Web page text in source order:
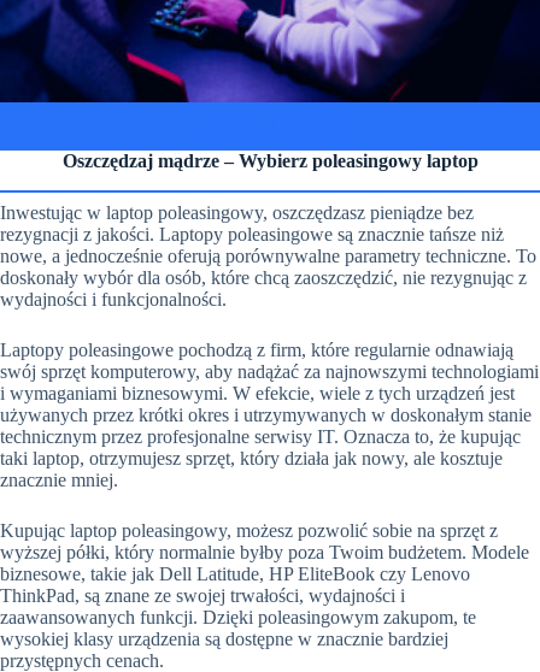
Oszczędzaj mądrze – Wybierz poleasingowy laptop
Inwestując w laptop poleasingowy, oszczędzasz pieniądze bez
rezygnacji z jakości. Laptopy poleasingowe są znacznie tańsze niż
nowe, a jednocześnie oferują porównywalne parametry techniczne. To
doskonały wybór dla osób, które chcą zaoszczędzić, nie rezygnując z
wydajności i funkcjonalności.
Laptopy poleasingowe pochodzą z firm, które regularnie odnawiają
swój sprzęt komputerowy, aby nadążać za najnowszymi technologiami
i wymaganiami biznesowymi. W efekcie, wiele z tych urządzeń jest
używanych przez krótki okres i utrzymywanych w doskonałym stanie
technicznym przez profesjonalne serwisy IT. Oznacza to, że kupując
taki laptop, otrzymujesz sprzęt, który działa jak nowy, ale kosztuje
znacznie mniej.
Kupując laptop poleasingowy, możesz pozwolić sobie na sprzęt z
wyższej półki, który normalnie byłby poza Twoim budżetem. Modele
biznesowe, takie jak Dell Latitude, HP EliteBook czy Lenovo
ThinkPad, są znane ze swojej trwałości, wydajności i
zaawansowanych funkcji. Dzięki poleasingowym zakupom, te
wysokiej klasy urządzenia są dostępne w znacznie bardziej
przystępnych cenach.